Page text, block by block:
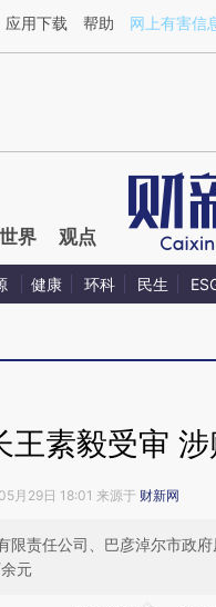
ZXcAfurI](https://
应用下载 帮助 网上有害信
世界 观点
健康 环科 民生
王素毅受审
月29日 18:01 来源于 财新网
限责任公司、巴彦淖尔市政
元